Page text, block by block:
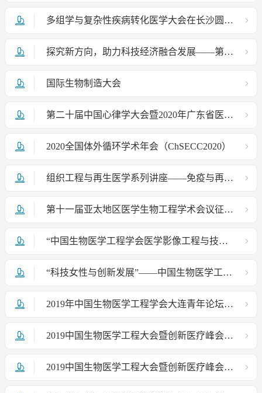
多组学与复杂性疾病转化医学大会在长沙圆满召开
探究新方向，助力科技经济融合发展——第三届京津智慧医疗创新论坛顺利召开
国际生物制造大会
第二十届中国心律学大会暨2020年广东省医学会心脏起搏与电生理学学术年会
2020全国体外循环学术年会（ChSECC2020）
组织工程与再生医学系列讲座——免疫与再生医学
第十一届亚太地区医学生物工程学术会议征文通知（APCMBE 2020）
“中国生物医学工程学会医学影像工程与技术分会成立大会暨医学影像工程与技术高峰论坛”在京召开
“科技女性与创新发展”——中国生物医学工程学会首届BME她论坛
2019年中国生物医学工程学会大连青年论坛在大连召开
2019中国生物医学工程大会暨创新医疗峰会会议通知
2019中国生物医学工程大会暨创新医疗峰会会议通知